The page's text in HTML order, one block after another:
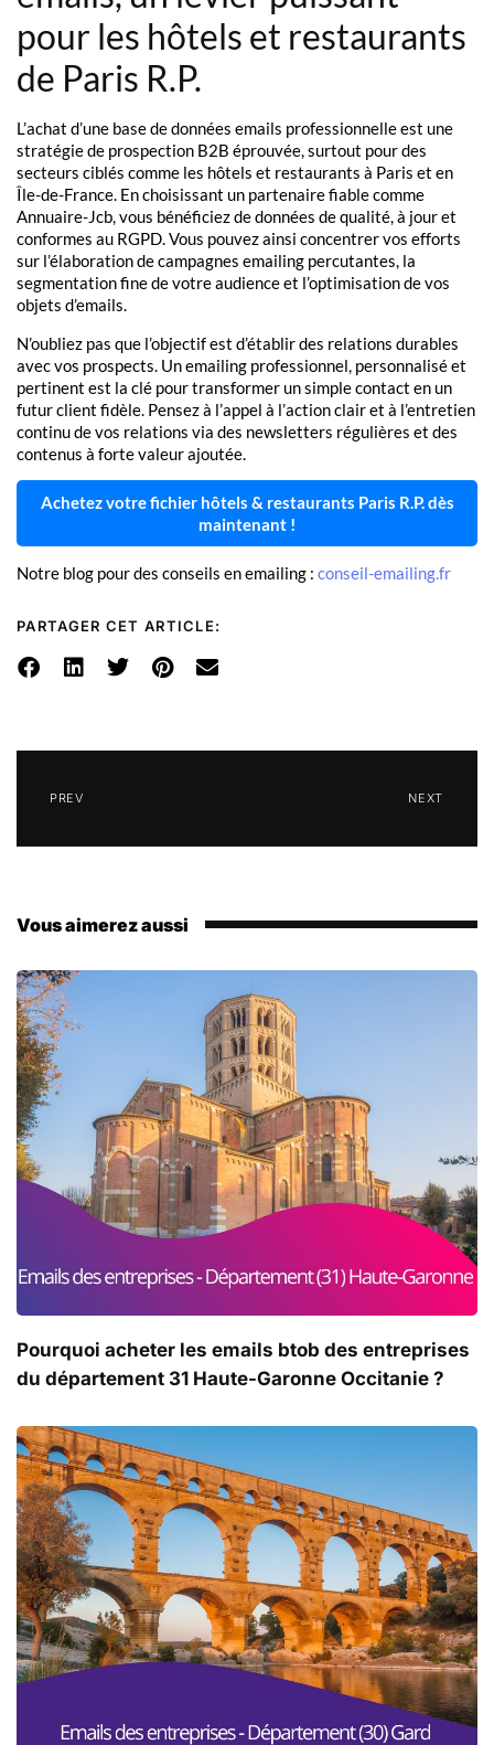
pour les hôtels et restaurants
de Paris R.P.
L’achat d’une base de données emails professionnelle est une
stratégie de prospection B2B éprouvée, surtout pour des
secteurs ciblés comme les hôtels et restaurants à Paris et en
Île-de-France. En choisissant un partenaire fiable comme
Annuaire-Jcb, vous bénéficiez de données de qualité, à jour et
conformes au RGPD. Vous pouvez ainsi concentrer vos efforts
sur l’élaboration de campagnes emailing percutantes, la
segmentation fine de votre audience et l’optimisation de vos
objets d’emails.
N’oubliez pas que l’objectif est d’établir des relations durables
avec vos prospects. Un emailing professionnel, personnalisé et
pertinent est la clé pour transformer un simple contact en un
futur client fidèle. Pensez à l’appel à l’action clair et à l’entretien
continu de vos relations via des newsletters régulières et des
contenus à forte valeur ajoutée.
Achetez votre fichier hôtels & restaurants Paris R.P. dès
maintenant !
Notre blog pour des conseils en emailing : conseil-emailing.fr
PARTAGER CET ARTICLE:
PREV NEXT
Vous aimerez aussi
Pourquoi acheter les emails btob des entreprises
du département 31 Haute-Garonne Occitanie ?